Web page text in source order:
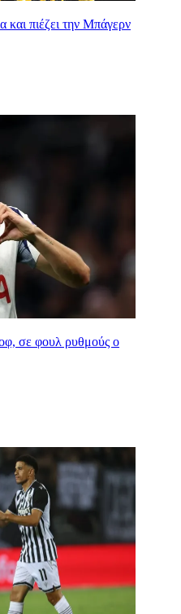
πιέζει την Μπάγερν
σε φουλ ρυθμούς ο